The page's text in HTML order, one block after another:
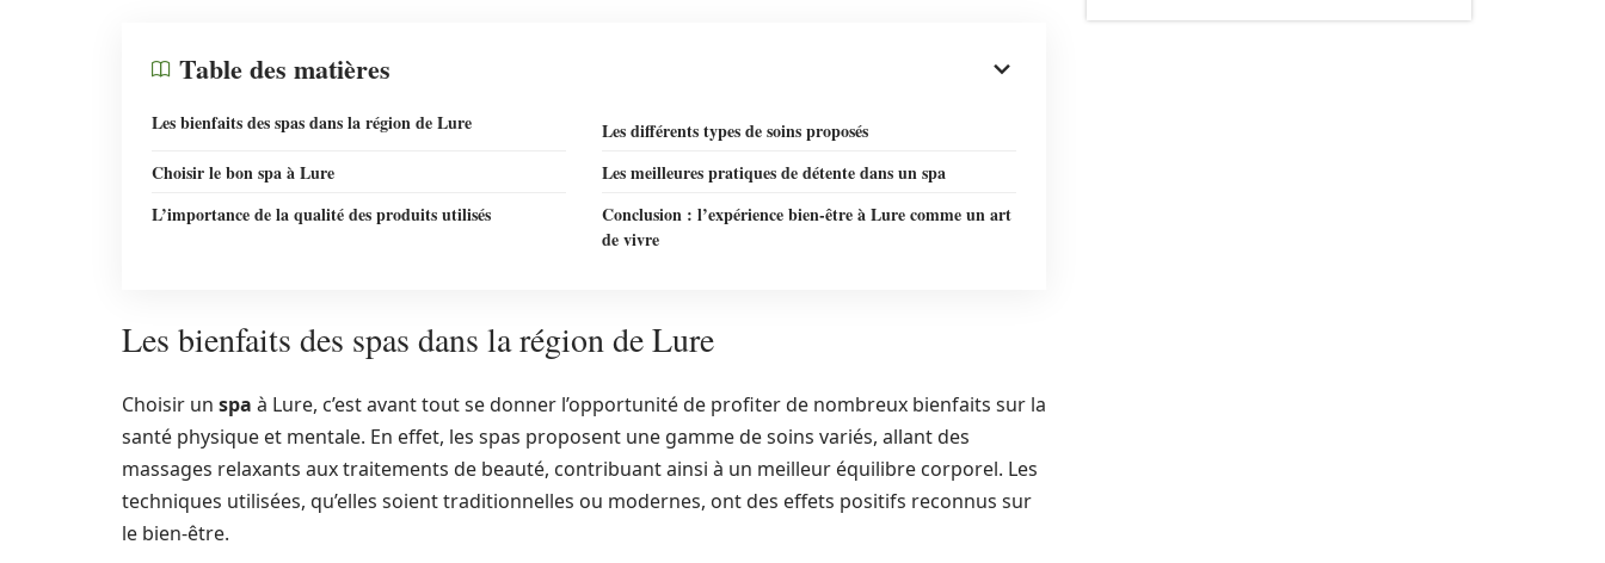
Table des matières
Les bienfaits des spas dans la région de Lure
Les différents types de soins proposés
Choisir le bon spa à Lure
Les meilleures pratiques de détente dans un spa
L’importance de la qualité des produits utilisés
Conclusion : l’expérience bien-être à Lure comme un art
de vivre
Les bienfaits des spas dans la région de Lure
Choisir un spa à Lure, c’est avant tout se donner l’opportunité de profiter de nombreux bienfaits sur la
santé physique et mentale. En effet, les spas proposent une gamme de soins variés, allant des
massages relaxants aux traitements de beauté, contribuant ainsi à un meilleur équilibre corporel. Les
techniques utilisées, qu’elles soient traditionnelles ou modernes, ont des effets positifs reconnus sur
le bien-être.